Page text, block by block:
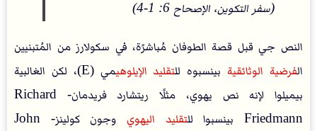
(سفر التكوين، الإصحاح 6: 1-4)
النص جي قبل قصة الطوفان مُباشرًة، في سكولارز من المُتبنيين
الفرضية الوثائقيةبينسبوه للتقليد الإيلوهي
مي (E)، لكن الغالبية
بيميلوا لإنه نص يهوي، مثلًا ريتشارد فريدمان- Richard
Friedmann بينسبوا لل
تقليد اليهوي
وجون كولينز- John